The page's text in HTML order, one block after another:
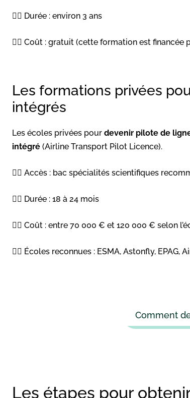
👉🏻 Durée : environ 3 ans
👉🏻 Coût : gratuit (cette formation est financée
Les formations privées
intégrés
Les écoles privées pour devenir pilote de
intégré (Airline Transport Pilot Licence).
👉🏻 Accès : bac spécialités scientifiques
👉🏻 Durée : 18 à 24 mois
👉🏻 Coût : entre 70 000 € et 120 000 € selon
👉🏻 Écoles reconnues : ESMA, Astonfly, EPAG,
Comment
Les étapes pour